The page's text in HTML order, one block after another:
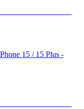
15 / 15 Plus -